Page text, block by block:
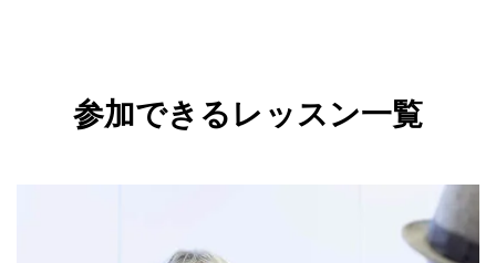
参加できるレッスン一覧